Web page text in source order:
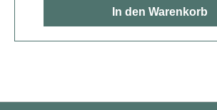
In den Warenkorb